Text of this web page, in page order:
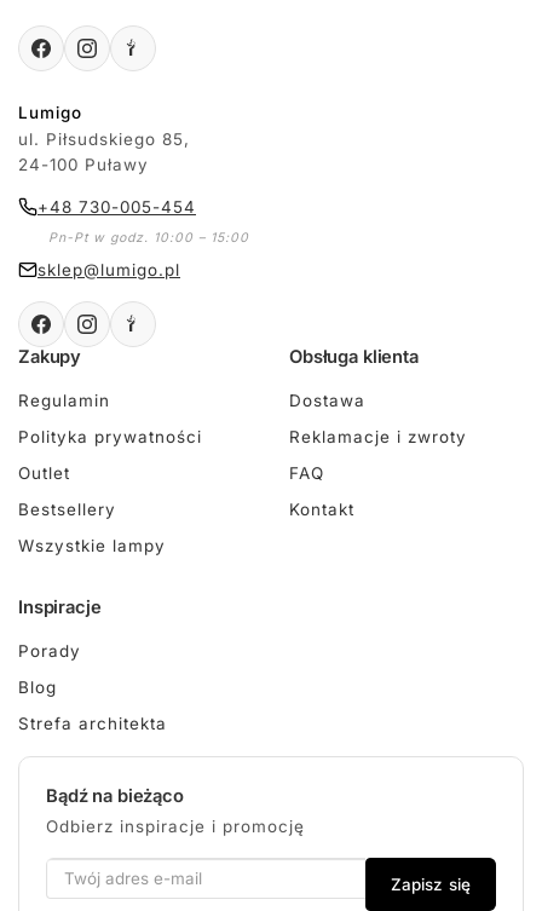
Lumigo
ul. Piłsudskiego 85,
24-100 Puławy
+48 730-005-454
Pn-Pt w godz. 10:00 – 15:00
sklep@lumigo.pl
Zakupy
Regulamin
Polityka prywatności
Outlet
Bestsellery
Wszystkie lampy
Obsługa klienta
Dostawa
Reklamacje i zwroty
FAQ
Kontakt
Inspiracje
Porady
Blog
Strefa architekta
Bądź na bieżąco
Odbierz inspiracje i promocję
Zapisz się